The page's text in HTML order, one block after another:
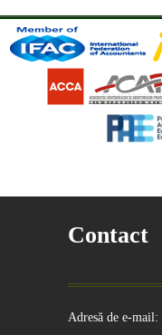
Contact
Adresă de e-